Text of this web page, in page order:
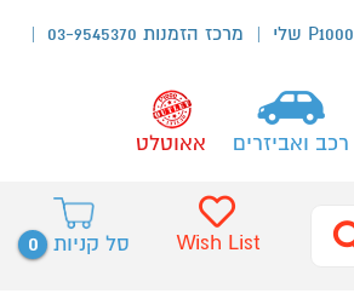
P1000 שלי מרכז הזמנות 03-9545370
רכב ואביזרים אאוטלט
סל קניות 0 Wish List